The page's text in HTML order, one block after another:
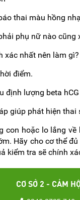
thai màu hồng
phụ nữ nào cũng
xác nhất nên làm gì?
điểm.
định lượng beta
giúp phát hiện thai
con hoặc lo lắng
Hãy cho cơ thể
kiểm tra sẽ chính
CƠ SỞ 2 - CẢM